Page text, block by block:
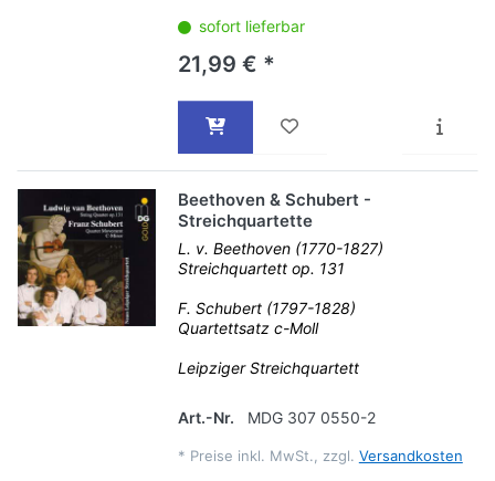
sofort lieferbar
21,99 € *
Beethoven & Schubert -
Streichquartette
L. v. Beethoven (1770-1827)
Streichquartett op. 131
F. Schubert (1797-1828)
Quartettsatz c-Moll
Leipziger Streichquartett
Art.-Nr. MDG 307 0550-2
* Preise inkl. MwSt., zzgl. Versandkosten